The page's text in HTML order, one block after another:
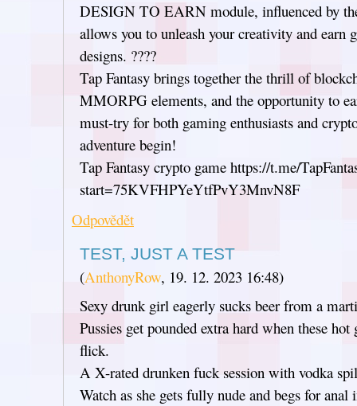
DESIGN TO EARN module, influenced by
allows you to unleash your creativity and earn
designs. ????
Tap Fantasy brings together the thrill of
MMORPG elements, and the opportunity to
must-try for both gaming enthusiasts and
adventure begin!
Tap Fantasy crypto game https://t.me/
start=75KVFHPYeYtfPvY3MnvN8F
Odpovědět
TEST, JUST A TEST
(AnthonyRow, 19. 12. 2023 16:48)
Sexy drunk girl eagerly sucks beer from a
Pussies get pounded extra hard when these
flick.
A X-rated drunken fuck session with vodka
Watch as she gets fully nude and begs for